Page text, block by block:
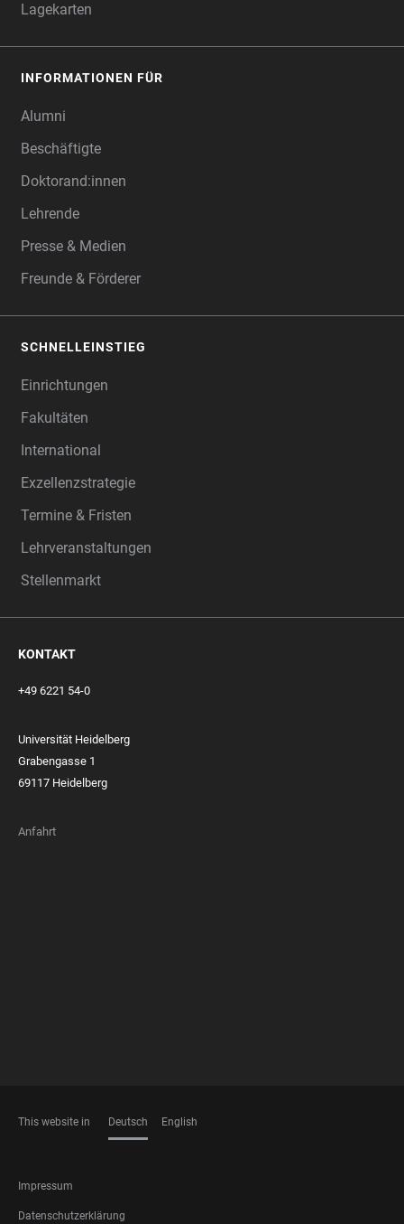
Lagekarten
INFORMATIONEN FÜR
Alumni
Beschäftigte
Doktorand:innen
Lehrende
Presse & Medien
Freunde & Förderer
SCHNELLEINSTIEG
Einrichtungen
Fakultäten
International
Exzellenzstrategie
Termine & Fristen
Lehrveranstaltungen
Stellenmarkt
KONTAKT
+49 6221 54-0
Universität Heidelberg
Grabengasse 1
69117 Heidelberg
Anfahrt
This website in Deutsch English
FOOTER
LEGAL
Impressum
Datenschutzerklärung